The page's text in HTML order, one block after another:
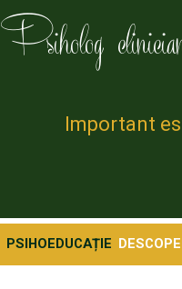
PSIHOEDUCAȚIE
Psiholog
Important